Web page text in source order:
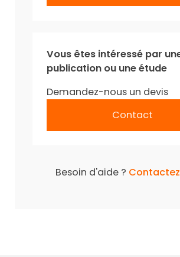
Vous êtes intéressé par
publication ou une étude
Demandez-nous un devis
Contact
Besoin d'aide ?